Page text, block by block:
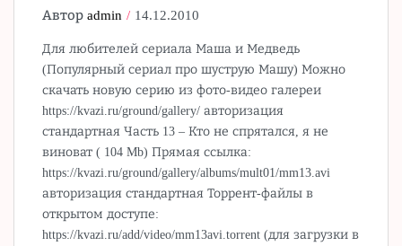
Авторadmin 14.12.2010
Для любителей сериала Маша и Медведь
(Популярный сериал про шуструю Машу) Можно
скачать новую серию из фото-видео галереи
https://kvazi.ru/ground/gallery/ авторизация
стандартная Часть 13 – Кто не спрятался, я не
виноват ( 104 Mb) Прямая ссылка:
https://kvazi.ru/ground/gallery/albums/mult01/mm13.avi
авторизация стандартная Торрент-файлы в
открытом доступе:
https://kvazi.ru/add/video/mm13avi.torrent (для загрузки в